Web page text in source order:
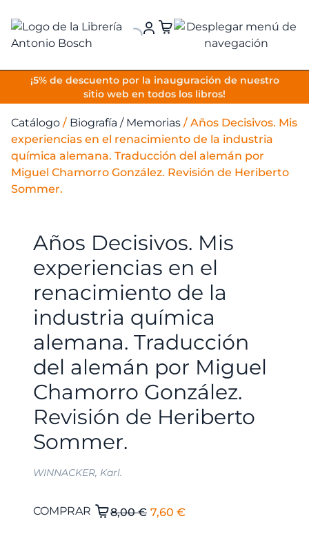
¡5% de descuento por la inauguración de nuestro
sitio web en todos los libros!
VOLVER
Catálogo / Biografía / Memorias / Años Decisivos. Mis
experiencias en el renacimiento de la industria
química alemana. Traducción del alemán por
Miguel Chamorro González. Revisión de Heriberto
Sommer.
Años Decisivos. Mis
experiencias en el
renacimiento de la
industria química
alemana. Traducción
del alemán por Miguel
Chamorro González.
Revisión de Heriberto
Sommer.
WINNACKER, Karl.
8,00€ El
7,60 €
Años
COMPRAR